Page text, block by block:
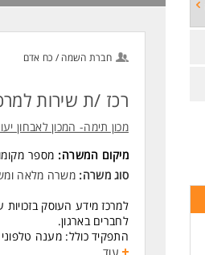
חברת השמה / כח אדם
רכז /ת שירות
מכון תימה- המכון לאבחון
מיקום המשרה: מספר
סוג משרה: משרה מלאה ו
למרכז מידע העוסק
לחברים בארגון.
התפקיד כולל: מענה טלפוני
העבודה במשרדי החברה